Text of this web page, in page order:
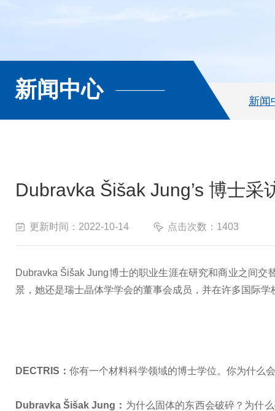
新闻中心 新闻
Dubravka Šišak Jung’s 博士采
更新时间：2022-10-14 点击次数：1403
Dubravka Šišak Jung博士的职业生涯在研究和商业之间
景，她还是瑞士晶体学学会的董事会成员，并在许多国际学
DECTRIS： 你有一个材料科学领域的博士学位。你为什么
Dubravka Šišak Jung： 为什么固体的东西会破碎？为什